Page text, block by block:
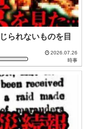
られないものを目
2026.07.26
時事